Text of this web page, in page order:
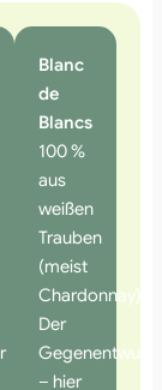
Blanc
de
Blancs
100 %
aus
weißen
Trauben
(meist
Chardonnay).
Der
Gegenentwurf
– hier